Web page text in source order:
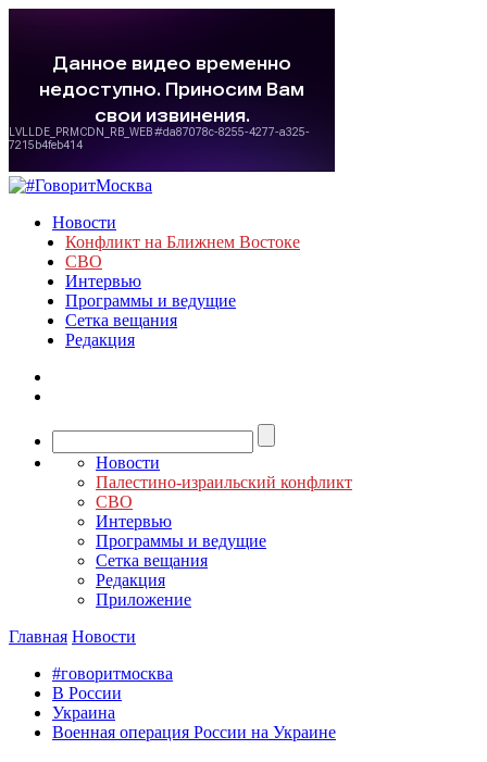
Новости
Конфликт на Ближнем Востоке
СВО
Интервью
Программы и ведущие
Сетка вещания
Редакция
Новости
Палестино-израильский конфликт
СВО
Интервью
Программы и ведущие
Сетка вещания
Редакция
Приложение
Главная Новости
#говоритмосква
В России
Украина
Военная операция России на Украине